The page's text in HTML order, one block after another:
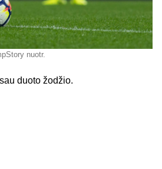
nuotr.
duoto žodžio.